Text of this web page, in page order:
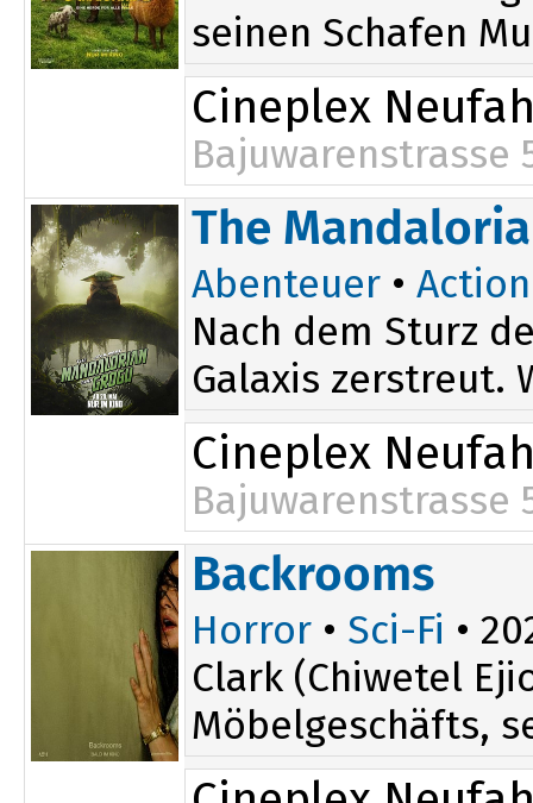
seinen Schafen
Cineplex
Bajuwarenstrasse
14:45
The
Abenteuer • Action
Nach dem Sturz
Galaxis zerstreut.
Cineplex
Bajuwarenstrasse
Backrooms
Horror • Sci-Fi •
Clark (Chiwetel
Möbelgeschäfts,